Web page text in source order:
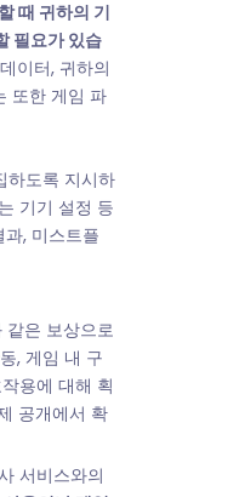
때 귀하의 기
필요가 있습
이터, 귀하의
또한 게임 파
하도록 지시하
기기 설정 등
, 미스트플
같은 보상으로
, 게임 내 구
용에 대해 획
공개에서 확
서비스와의